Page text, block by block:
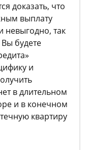
доказать, что
выплату
невыгодно, так
будете
и
в длительном
и в конечном
квартиру